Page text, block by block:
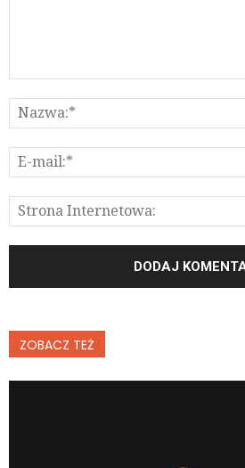
ZOBACZ TEŻ